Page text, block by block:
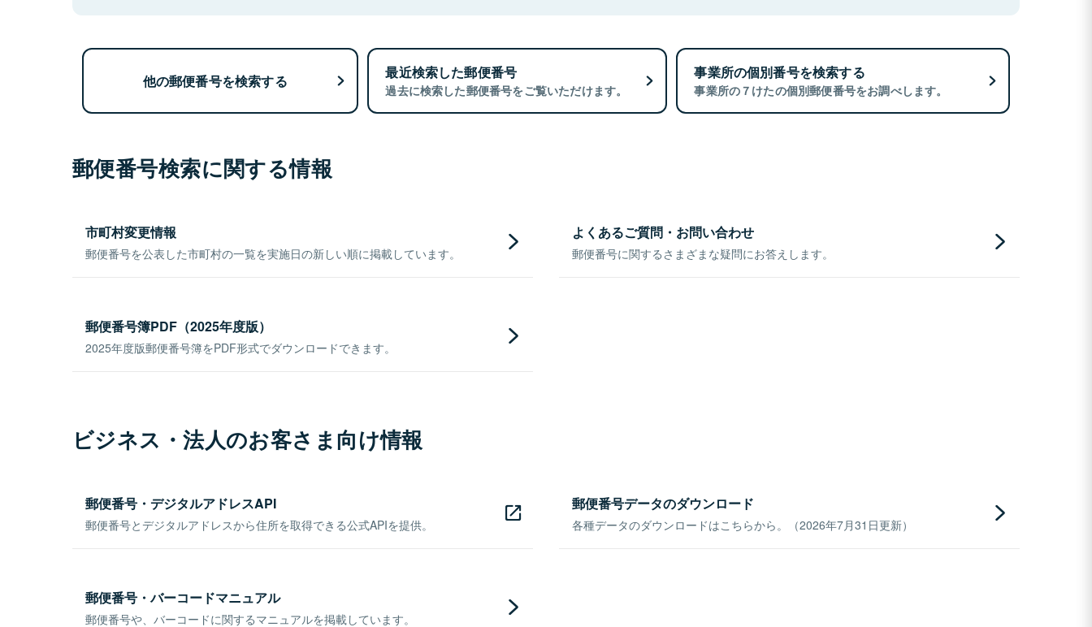
他の郵便番号を検索する 最近検索した郵便番号
過去に検索した郵便番号をご覧いただけます。
事業所の個別番号を検索する
事業所の７けたの個別郵便番号をお調べします。
郵便番号検索に関する情報
市町村変更情報
郵便番号を公表した市町村の一覧を実施日の新しい順に掲載しています。
よくあるご質問・お問い合わせ
郵便番号に関するさまざまな疑問にお答えします。
郵便番号簿PDF（2025年度版）
2025年度版郵便番号簿をPDF形式でダウンロードできます。
ビジネス・法人のお客さま向け情報
郵便番号・デジタルアドレスAPI
郵便番号とデジタルアドレスから住所を取得できる公式APIを提供。
郵便番号データのダウンロード
各種データのダウンロードはこちらから。（2026年7月31日更新）
郵便番号・バーコードマニュアル
郵便番号や、バーコードに関するマニュアルを掲載しています。